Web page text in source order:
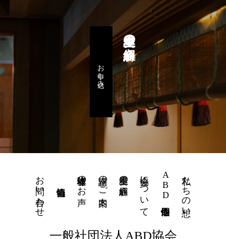
星里奏の紐解き
お申し込み
私たちの想い
ABD個性運命學
協会について
星里奏の紐解き
講座のご案内
体験者様のお声
お問い合わせ
一般社団法人ABD協会